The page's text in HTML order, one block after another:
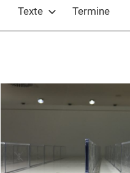
Texte Termine